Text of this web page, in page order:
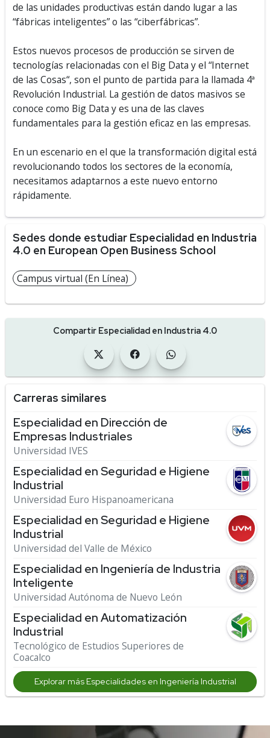
de las unidades productivas están dando lugar a las
“fábricas inteligentes” o las “ciberfábricas”.
Estos nuevos procesos de producción se sirven de
tecnologías relacionadas con el Big Data y el “Internet
de las Cosas“, son el punto de partida para la llamada 4ª
Revolución Industrial. La gestión de datos masivos se
conoce como Big Data y es una de las claves
fundamentales para la gestión eficaz en las empresas.
En un escenario en el que la transformación digital está
revolucionando todos los sectores de la economía,
necesitamos adaptarnos a este nuevo entorno
rápidamente.
Sedes donde estudiar Especialidad en Industria
4.0 en European Open Business School
Campus virtual (En Línea)
Compartir Especialidad en Industria 4.0
Carreras similares
Especialidad en Dirección de
Empresas Industriales
Universidad IVES
Especialidad en Seguridad e Higiene
Industrial
Universidad Euro Hispanoamericana
Especialidad en Seguridad e Higiene
Industrial
Universidad del Valle de México
Especialidad en Ingeniería de Industria
Inteligente
Universidad Autónoma de Nuevo León
Especialidad en Automatización
Industrial
Tecnológico de Estudios Superiores de
Coacalco
Explorar más Especialidades en Ingeniería Industrial